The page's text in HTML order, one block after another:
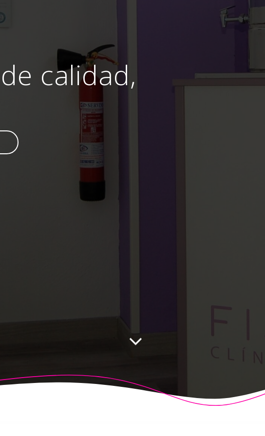
calidad,
© 2026 Fisioalcón. Construido utilizando WordPress y elHighlight Theme